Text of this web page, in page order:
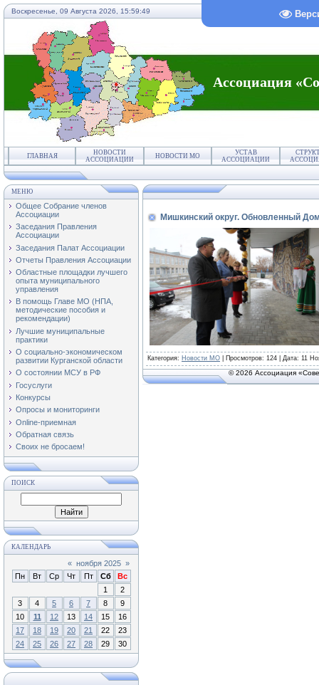
Воскресенье, 09 Августа 2026, 15:59:49
Ассоциация
ГЛАВНАЯ
НОВОСТИ
АССОЦИАЦИИ
НОВОСТИ МО
УСТАВ
АССОЦИАЦИИ
МЕНЮ
Общее Собрание членов
Ассоциации
Заседания Правления
Ассоциации
Заседания Палат Ассоциации
Отчеты Правления Ассоциации
Областные площадки лучшего
опыта муниципального
управления
В помощь Главе МО (НПА,
методические пособия и
рекомендации)
Лучшие муниципальные
практики
О социально-экономическом
развитии Курганской области
О состоянии МСУ в РФ
Госуслуги
Конкурсы
Опросы и мониторинги
Online-приемная
Обратная связь
Своих не бросаем!
ПОИСК
КАЛЕНДАРЬ
« ноября 2025 »
Пн
Вт Ср Чт Пт Сб
Вс
1
2
3
4 5 6 7 8
9
10
11 12 13 14 15
16
17
18 19 20 21 22
23
24
25 26 27 28 29 30
Мишкинский округ. Обновленный
Категория: Новости МО Просмотров: 124 | Дата: 11
© 2026 Ассоциация